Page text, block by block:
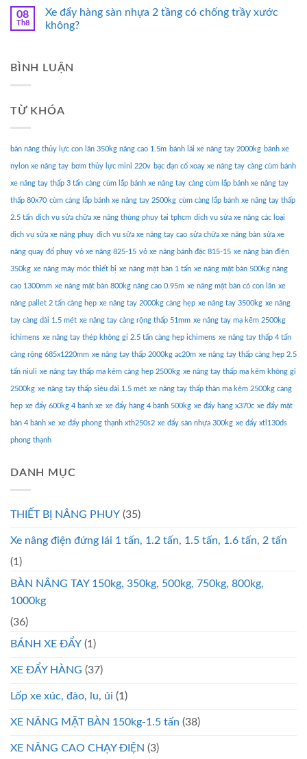
08
Th8
Xe đẩy hàng sàn nhựa 2 tầng có chống trầy xước
không?
BÌNH LUẬN
TỪ KHÓA
bàn nâng thủy lực con lăn 350kg nâng cao 1.5m bánh lái xe nâng tay 2000kg bánh xe
nylon xe nâng tay bơm thủy lực mini 220v bạc đạn cổ xoay xe nâng tay càng cùm bánh
xe nâng tay thấp 3 tấn càng cùm lắp bánh xe nâng tay càng cùm lắp bánh xe nâng tay
thấp 80x70 cùm càng lắp bánh xe nâng tay 2500kg cùm càng lắp bánh xe nâng tay thấp
2.5 tấn dịch vụ sửa chữa xe nâng thùng phuy tại tphcm dịch vụ sửa xe nâng các loại
dịch vụ sửa xe nâng phuy dịch vụ sửa xe nâng tay cao sửa chữa xe nâng bàn sửa xe
nâng quay đổ phuy vỏ xe nâng 825-15 vỏ xe nâng bánh đặc 815-15 xe nâng bàn điện
350kg xe nâng máy móc thiết bị xe nâng mặt bàn 1 tấn xe nâng mặt bàn 500kg nâng
cao 1300mm xe nâng mặt bàn 800kg nâng cao 0.95m xe nâng mặt bàn có con lăn xe
nâng pallet 2 tấn càng hẹp xe nâng tay 2000kg càng hẹp xe nâng tay 3500kg xe nâng
tay càng dài 1.5 mét xe nâng tay càng rộng thấp 51mm xe nâng tay mạ kẽm 2500kg
ichimens xe nâng tay thép không gỉ 2.5 tấn càng hẹp ichimens xe nâng tay thấp 4 tấn
càng rộng 685x1220mm xe nâng tay thấp 2000kg ac20m xe nâng tay thấp càng hẹp 2.5
tấn niuli xe nâng tay thấp mạ kẽm càng hẹp 2500kg xe nâng tay thấp mạ kẽm không gỉ
2500kg xe nâng tay thấp siêu dài 1.5 mét xe nâng tay thấp thân mạ kẽm 2500kg càng
hẹp xe đẩy 600kg 4 bánh xe xe đẩy hàng 4 bánh 500kg xe đẩy hàng x370c xe đẩy mặt
bàn 4 bánh xe xe đẩy phong thạnh xth250s2 xe đẩy sàn nhựa 300kg xe đẩy xtl130ds
phong thạnh
DANH MỤC
THIẾT BỊ NÂNG PHUY (35)
Xe nâng điện đứng lái 1 tấn, 1.2 tấn, 1.5 tấn, 1.6 tấn, 2 tấn
(1)
BÀN NÂNG TAY 150kg, 350kg, 500kg, 750kg, 800kg,
1000kg
(36)
BÁNH XE ĐẨY (1)
XE ĐẨY HÀNG (37)
Lốp xe xúc, đào, lu, ủi (1)
XE NÂNG MẶT BÀN 150kg-1.5 tấn (38)
XE NÂNG CAO CHẠY ĐIỆN (3)